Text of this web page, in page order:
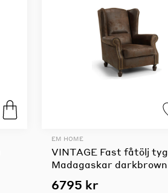
EM HOME
VINTAGE Fast fåtölj tyg
Madagaskar darkbrown
6795 kr